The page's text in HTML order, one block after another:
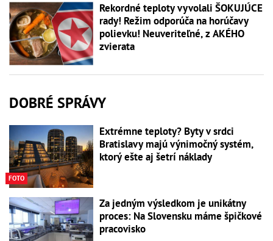
Rekordné teploty vyvolali ŠOKUJÚCE
rady! Režim odporúča na horúčavy
polievku! Neuveriteľné, z AKÉHO
zvierata
DOBRÉ SPRÁVY
FOTO
Extrémne teploty? Byty v srdci
Bratislavy majú výnimočný systém,
ktorý ešte aj šetrí náklady
Za jedným výsledkom je unikátny
proces: Na Slovensku máme špičkové
pracovisko